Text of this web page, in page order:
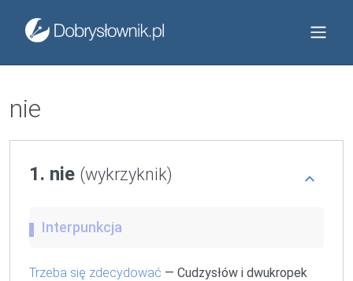
nie
1. nie (wykrzyknik)
Interpunkcja
Trzeba się zdecydować — Cudzysłów i dwukropek